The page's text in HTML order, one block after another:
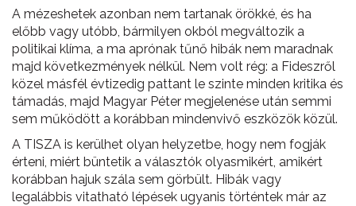
A mézeshetek azonban nem tartanak örökké, és ha
előbb vagy utóbb, bármilyen okból megváltozik a
politikai klíma, a ma aprónak tűnő hibák nem maradnak
majd következmények nélkül. Nem volt rég: a Fideszről
közel másfél évtizedig pattant le szinte minden kritika és
támadás, majd Magyar Péter megjelenése után semmi
sem működött a korábban mindenvivő eszközök közül.
A TISZA is kerülhet olyan helyzetbe, hogy nem fogják
érteni, miért büntetik a választók olyasmikért, amikért
korábban hajuk szála sem görbült. Hibák vagy
legalábbis vitatható lépések ugyanis történtek már az